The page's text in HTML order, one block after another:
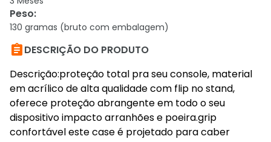
Peso:
130 gramas (bruto com embalagem)
DESCRIÇÃO DO PRODUTO
Descrição:proteção total pra seu console, material
em acrílico de alta qualidade com flip no stand,
oferece proteção abrangente em todo o seu
dispositivo impacto arranhões e poeira.grip
confortável este case é projetado para caber